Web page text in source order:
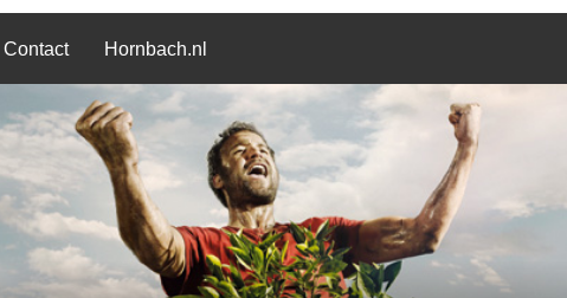
Contact Hornbach.nl